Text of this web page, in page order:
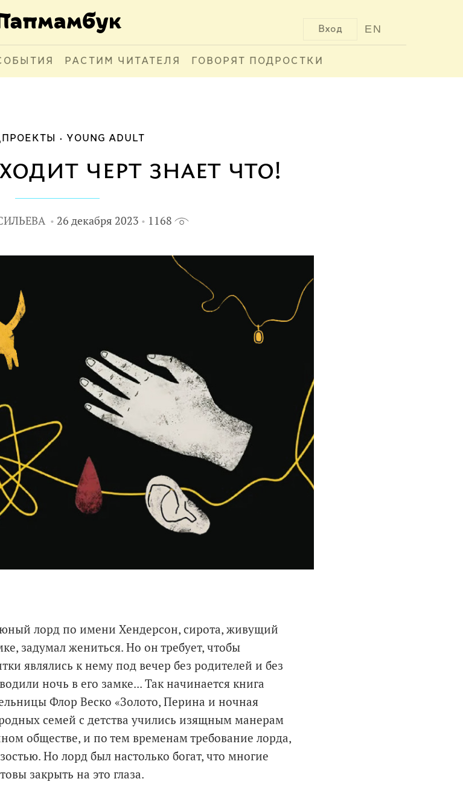
EN
Вход
РАСТИМ ЧИТАТЕЛЯ ГОВОРЯТ ПОДРОСТКИ
YOUNG ADULT
черт знает что!
26 декабря 2023 1168
лорд по имени Хендерсон, сирота, живущий
задумал жениться. Но он требует, чтобы
являлись к нему под вечер без родителей и без
ночь в его замке... Так начинается книга
Флор Веско «Золото, Перина и ночная
семей с детства учились изящным манерам
обществе, и по тем временам требование лорда,
Но лорд был настолько богат, что многие
закрыть на это глаза.